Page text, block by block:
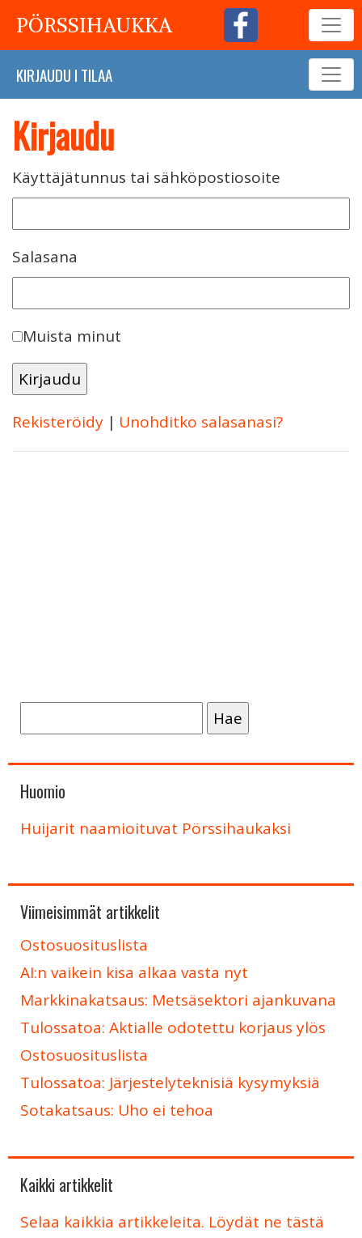
PÖRSSIHAUKKA
KIRJAUDU I TILAA
Kirjaudu
Käyttäjätunnus tai sähköpostiosoite
Salasana
Muista minut
Rekisteröidy | Unohditko salasanasi?
Huomio
Huijarit naamioituvat Pörssihaukaksi
Viimeisimmät artikkelit
Ostosuosituslista
AI:n vaikein kisa alkaa vasta nyt
Markkinakatsaus: Metsäsektori ajankuvana
Tulossatoa: Aktialle odotettu korjaus ylös
Ostosuosituslista
Tulossatoa: Järjestelyteknisiä kysymyksiä
Sotakatsaus: Uho ei tehoa
Kaikki artikkelit
Selaa kaikkia artikkeleita. Löydät ne tästä